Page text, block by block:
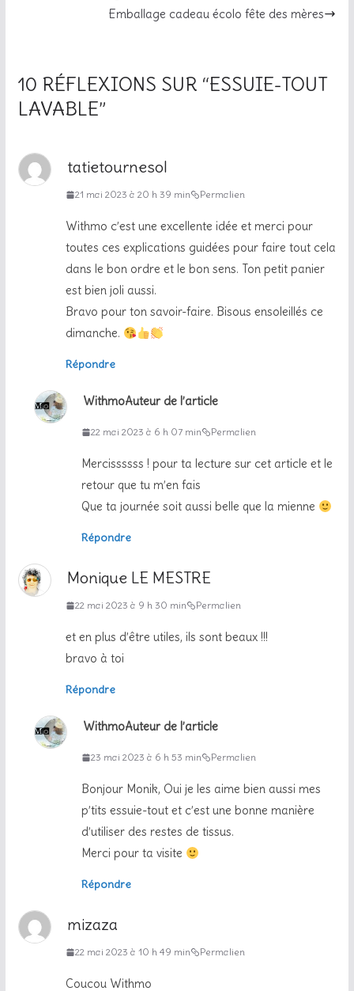
Emballage cadeau écolo fête des mères
10 RÉFLEXIONS SUR “ESSUIE-TOUT
LAVABLE”
tatietournesol
21 mai 2023 à 20 h 39 min Permalien
Withmo c’est une excellente idée et merci pour
toutes ces explications guidées pour faire tout cela
dans le bon ordre et le bon sens. Ton petit panier
est bien joli aussi.
Bravo pour ton savoir-faire. Bisous ensoleillés ce
dimanche.
Répondre
WithmoAuteur de l’article
22 mai 2023 à 6 h 07 min Permalien
Mercissssss ! pour ta lecture sur cet article et le
retour que tu m’en fais
Que ta journée soit aussi belle que la mienne
Répondre
Monique LE MESTRE
22 mai 2023 à 9 h 30 min Permalien
et en plus d’être utiles, ils sont beaux !!!
bravo à toi
Répondre
WithmoAuteur de l’article
23 mai 2023 à 6 h 53 min Permalien
Bonjour Monik, Oui je les aime bien aussi mes
p’tits essuie-tout et c’est une bonne manière
d’utiliser des restes de tissus.
Merci pour ta visite
Répondre
mizaza
22 mai 2023 à 10 h 49 min Permalien
Coucou Withmo